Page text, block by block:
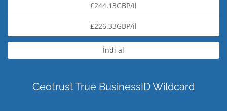
£244.13GBP/il
£226.33GBP/il
İndi al
Geotrust True BusinessID Wildcard